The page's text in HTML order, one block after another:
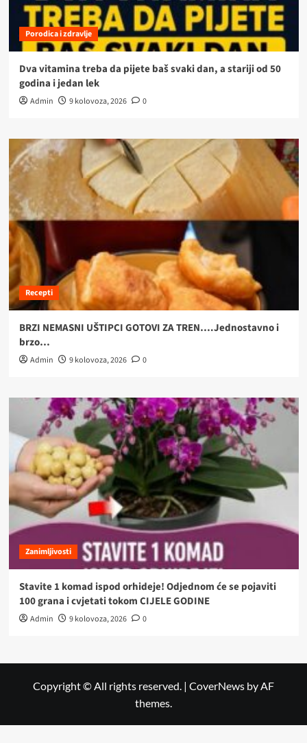
Porodica i zdravlje
Dva vitamina treba da pijete baš svaki dan, a stariji od 50
godina i jedan lek
Admin 9 kolovoza, 2026 0
Recepti
BRZI NEMASNI UŠTIPCI GOTOVI ZA TREN….Jednostavno i
brzo…
Admin 9 kolovoza, 2026 0
Zanimljivosti
Stavite 1 komad ispod orhideje! Odjednom će se pojaviti
100 grana i cvjetati tokom CIJELE GODINE
Admin 9 kolovoza, 2026 0
Copyright © All rights reserved. | CoverNews by AF
themes.